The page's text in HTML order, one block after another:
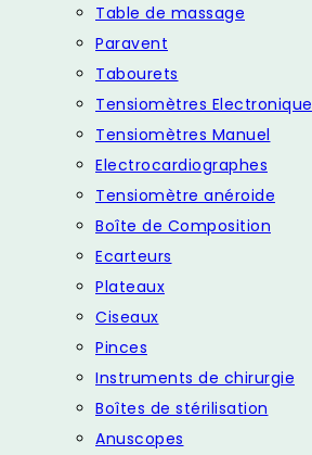
Table de massage
Paravent
Tabourets
Tensiomètres Electronique
Tensiomètres Manuel
Electrocardiographes
Tensiomètre anéroide
Boîte de Composition
Ecarteurs
Plateaux
Ciseaux
Pinces
Instruments de chirurgie
Boîtes de stérilisation
Anuscopes